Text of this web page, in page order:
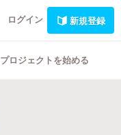
ログイン 新規登録
プロジェクトを始める